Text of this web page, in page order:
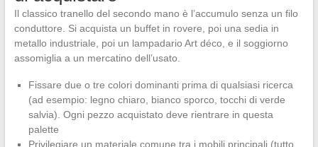
Il classico tranello del secondo mano è l’accumulo senza un filo
conduttore. Si acquista un buffet in rovere, poi una sedia in
metallo industriale, poi un lampadario Art déco, e il soggiorno
assomiglia a un mercatino dell’usato.
Fissare due o tre colori dominanti prima di qualsiasi ricerca
(ad esempio: legno chiaro, bianco sporco, tocchi di verde
salvia). Ogni pezzo acquistato deve rientrare in questa
palette
Privilegiare un materiale comune tra i mobili principali (tutto